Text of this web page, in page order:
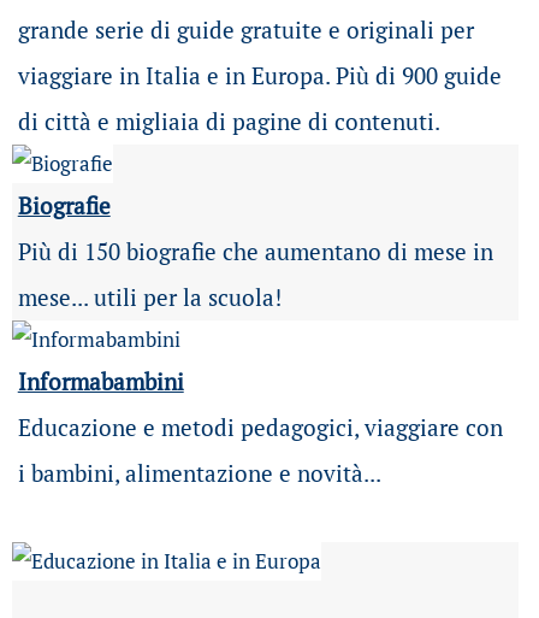
grande serie di guide gratuite e originali per
viaggiare in Italia e in Europa. Più di 900 guide
di città e migliaia di pagine di contenuti.
Biografie
Più di 150 biografie che aumentano di mese in
mese... utili per la scuola!
Informabambini
Educazione e metodi pedagogici, viaggiare con
i bambini, alimentazione e novità...